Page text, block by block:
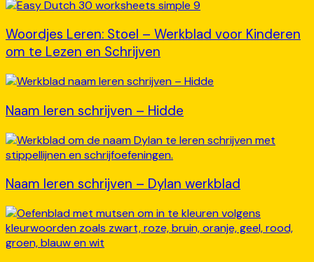
Woordjes Leren: Stoel – Werkblad voor Kinderen
om te Lezen en Schrijven
Naam leren schrijven – Hidde
Naam leren schrijven – Dylan werkblad